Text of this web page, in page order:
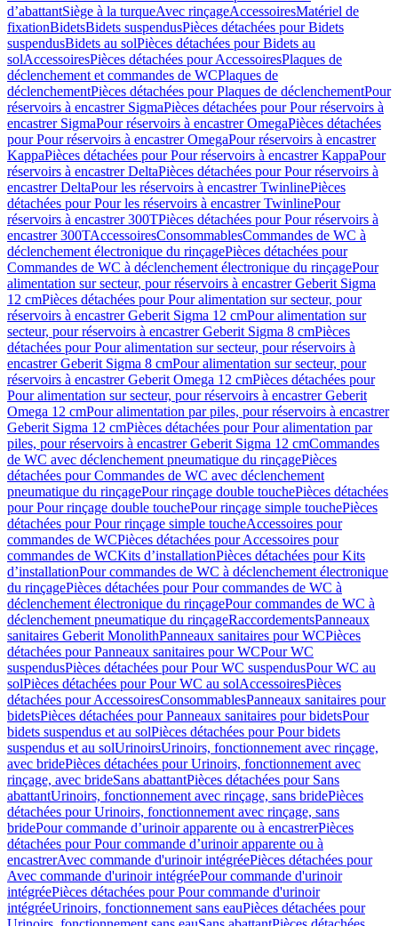
d’abattantSiège à la turqueAvec rinçageAccessoiresMatériel de
fixationBidetsBidets suspendusPièces détachées pour Bidets
suspendusBidets au solPièces détachées pour Bidets au
solAccessoiresPièces détachées pour AccessoiresPlaques de
déclenchement et commandes de WCPlaques de
déclenchementPièces détachées pour Plaques de déclenchementPour
réservoirs à encastrer SigmaPièces détachées pour Pour réservoirs à
encastrer SigmaPour réservoirs à encastrer OmegaPièces détachées
pour Pour réservoirs à encastrer OmegaPour réservoirs à encastrer
KappaPièces détachées pour Pour réservoirs à encastrer KappaPour
réservoirs à encastrer DeltaPièces détachées pour Pour réservoirs à
encastrer DeltaPour les réservoirs à encastrer TwinlinePièces
détachées pour Pour les réservoirs à encastrer TwinlinePour
réservoirs à encastrer 300TPièces détachées pour Pour réservoirs à
encastrer 300TAccessoiresConsommablesCommandes de WC à
déclenchement électronique du rinçagePièces détachées pour
Commandes de WC à déclenchement électronique du rinçagePour
alimentation sur secteur, pour réservoirs à encastrer Geberit Sigma
12 cmPièces détachées pour Pour alimentation sur secteur, pour
réservoirs à encastrer Geberit Sigma 12 cmPour alimentation sur
secteur, pour réservoirs à encastrer Geberit Sigma 8 cmPièces
détachées pour Pour alimentation sur secteur, pour réservoirs à
encastrer Geberit Sigma 8 cmPour alimentation sur secteur, pour
réservoirs à encastrer Geberit Omega 12 cmPièces détachées pour
Pour alimentation sur secteur, pour réservoirs à encastrer Geberit
Omega 12 cmPour alimentation par piles, pour réservoirs à encastrer
Geberit Sigma 12 cmPièces détachées pour Pour alimentation par
piles, pour réservoirs à encastrer Geberit Sigma 12 cmCommandes
de WC avec déclenchement pneumatique du rinçagePièces
détachées pour Commandes de WC avec déclenchement
pneumatique du rinçagePour rinçage double touchePièces détachées
pour Pour rinçage double touchePour rinçage simple touchePièces
détachées pour Pour rinçage simple toucheAccessoires pour
commandes de WCPièces détachées pour Accessoires pour
commandes de WCKits d’installationPièces détachées pour Kits
d’installationPour commandes de WC à déclenchement électronique
du rinçagePièces détachées pour Pour commandes de WC à
déclenchement électronique du rinçagePour commandes de WC à
déclenchement pneumatique du rinçageRaccordementsPanneaux
sanitaires Geberit MonolithPanneaux sanitaires pour WCPièces
détachées pour Panneaux sanitaires pour WCPour WC
suspendusPièces détachées pour Pour WC suspendusPour WC au
solPièces détachées pour Pour WC au solAccessoiresPièces
détachées pour AccessoiresConsommablesPanneaux sanitaires pour
bidetsPièces détachées pour Panneaux sanitaires pour bidetsPour
bidets suspendus et au solPièces détachées pour Pour bidets
suspendus et au solUrinoirsUrinoirs, fonctionnement avec rinçage,
avec bridePièces détachées pour Urinoirs, fonctionnement avec
rinçage, avec brideSans abattantPièces détachées pour Sans
abattantUrinoirs, fonctionnement avec rinçage, sans bridePièces
détachées pour Urinoirs, fonctionnement avec rinçage, sans
bridePour commande d’urinoir apparente ou à encastrerPièces
détachées pour Pour commande d’urinoir apparente ou à
encastrerAvec commande d'urinoir intégréePièces détachées pour
Avec commande d'urinoir intégréePour commande d'urinoir
intégréePièces détachées pour Pour commande d'urinoir
intégréeUrinoirs, fonctionnement sans eauPièces détachées pour